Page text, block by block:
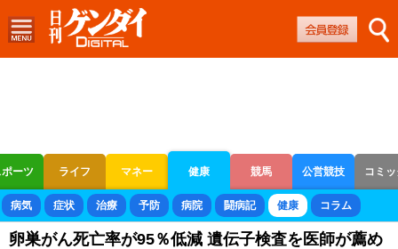
ーツ ライフ マネー 健康 競馬 公営競技 コミ
ボートレース 競輪 オートレース
病気 症状 治療 予防 病院 闘病記 健康 コラム
卵巣がん死亡率が95％低減 遺伝子検査を医師が薦め